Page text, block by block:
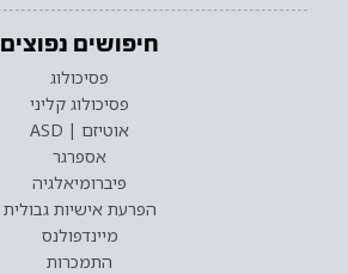
חיפושים נפוצים
פסיכולוג
פסיכולוג קליני
אוטיזם | ASD
אספרגר
פיברומיאלגיה
הפרעת אישיות גבולית
מיינדפולנס
התמכרות